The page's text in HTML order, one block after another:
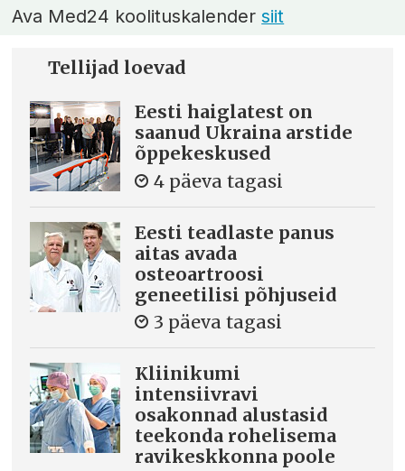
Ava Med24 koolituskalendersiit
Tellijad loevad
Eesti haiglatest on
saanud Ukraina arstide
õppekeskused
4 päeva tagasi
Eesti teadlaste panus
aitas avada
osteoartroosi
geneetilisi põhjuseid
3 päeva tagasi
Kliinikumi
intensiivravi
osakonnad alustasid
teekonda rohelisema
ravikeskkonna poole